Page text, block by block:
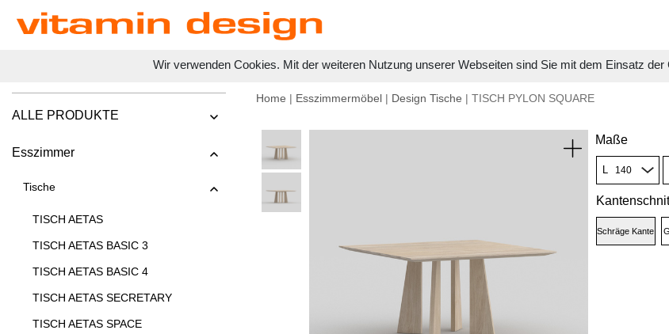
Wir verwenden Cookies. Mit der weiteren Nutzung unserer Webseiten sind Sie mit dem Einsatz der
ALLE PRODUKTE
Esszimmer
Tische
TISCH AETAS
TISCH AETAS BASIC 3
TISCH AETAS BASIC 4
TISCH AETAS SECRETARY
TISCH AETAS SPACE
Home | Esszimmermöbel | Design Tische | TISCH PYLON SQUARE
Maße
L
Schräge Kante